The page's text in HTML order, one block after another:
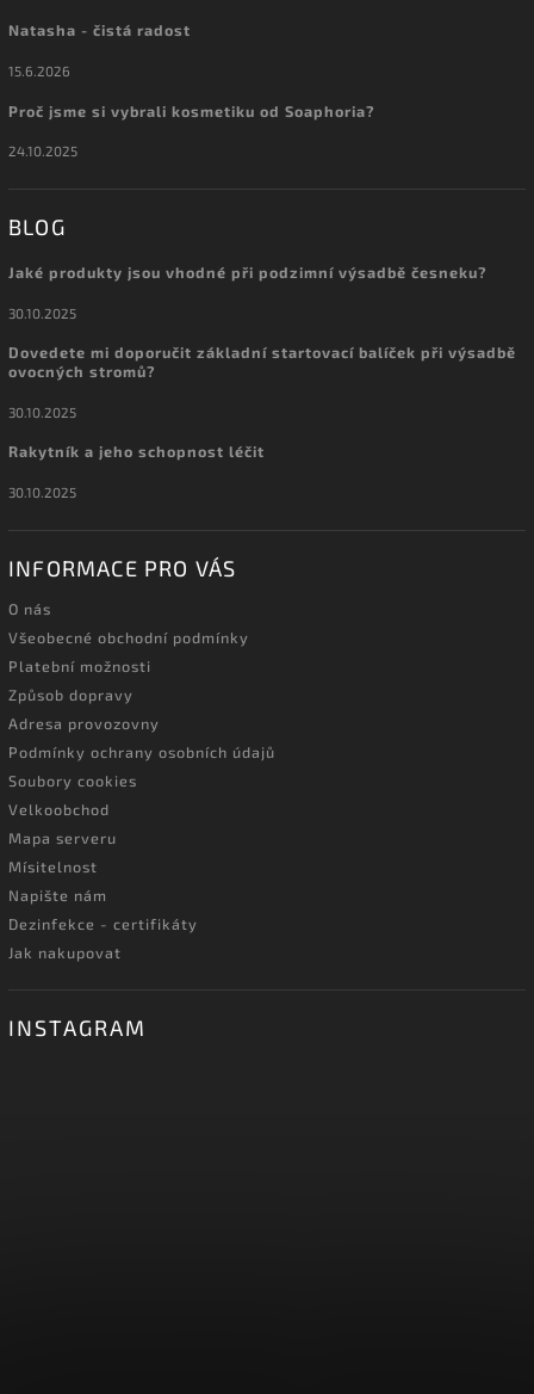
Natasha - čistá radost
15.6.2026
Proč jsme si vybrali kosmetiku od Soaphoria?
24.10.2025
BLOG
Jaké produkty jsou vhodné při podzimní výsadbě česneku?
30.10.2025
Dovedete mi doporučit základní startovací balíček při výsadbě
ovocných stromů?
30.10.2025
Rakytník a jeho schopnost léčit
30.10.2025
INFORMACE PRO VÁS
O nás
Všeobecné obchodní podmínky
Platební možnosti
Způsob dopravy
Adresa provozovny
Podmínky ochrany osobních údajů
Soubory cookies
Velkoobchod
Mapa serveru
Mísitelnost
Napište nám
Dezinfekce - certifikáty
Jak nakupovat
INSTAGRAM